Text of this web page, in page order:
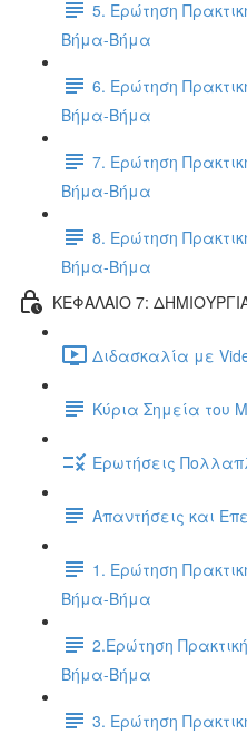
5. Ερώτηση
Βήμα-Βήμα
6. Ερώτηση
Βήμα-Βήμα
7. Ερώτηση
Βήμα-Βήμα
8. Ερώτηση
Βήμα-Βήμα
ΚΕΦΑΛΑΙΟ 7: ΔΗΜΙΟΥΡΓΙΑ
Διδασκαλία με
Κύρια Σημεία του
Ερωτήσεις
Απαντήσεις και
1. Ερώτηση
Βήμα-Βήμα
2.Ερώτηση
Βήμα-Βήμα
3. Ερώτηση